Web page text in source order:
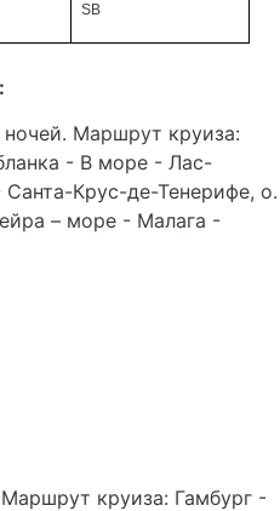
SB
ночей. Маршрут круиза:
- В море - Лас-
Крус-де-Тенерифе, о.
– море - Малага -
круиза: Гамбург -